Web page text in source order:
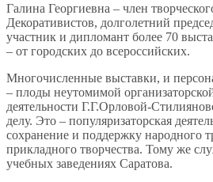
Галина Георгиевна – член
Декоративистов, долголетний
участник и дипломант более 70
– от городских до всероссийских.
Многочисленные выставки, и
– плоды неутомимой
деятельности Г.Г.Орловой-
делу. Это – популяризаторская
сохранение и поддержку народного
прикладного творчества. Тому же
учебных заведениях Саратова.